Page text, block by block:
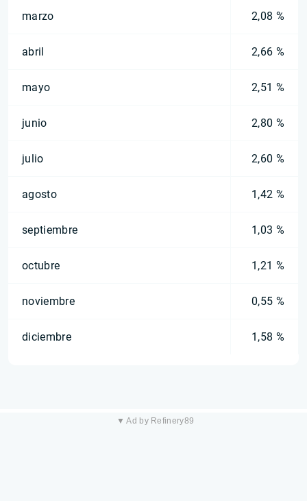
marzo 2,08 %
abril 2,66 %
mayo 2,51 %
junio 2,80 %
julio 2,60 %
agosto 1,42 %
septiembre 1,03 %
octubre 1,21 %
noviembre 0,55 %
diciembre 1,58 %
▼ Ad by Refinery89